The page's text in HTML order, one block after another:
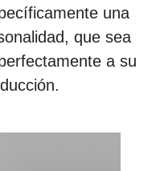
una
que sea
a su